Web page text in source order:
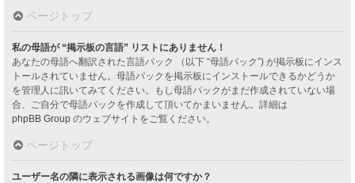
ページトップ
私の母語が “掲示板の言語” リストにありません！
あなたの母語へ翻訳された言語パック （以下 “母語パック”) が掲示板にインス
トールされていません。母語パックを掲示板にインストールできるかどうか
を管理人に訊いてみてください。もし母語パックがまだ作成されていない場
合、ご自分で母語パックを作成して頂いてかまいません。詳細は
phpBB Group のウェブサイトをご覧ください。
ページトップ
ユーザー名の隣に表示される画像は何ですか？